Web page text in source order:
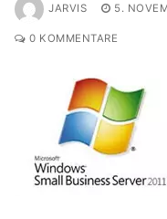
JARVIS 5.
0 KOMMENTARE